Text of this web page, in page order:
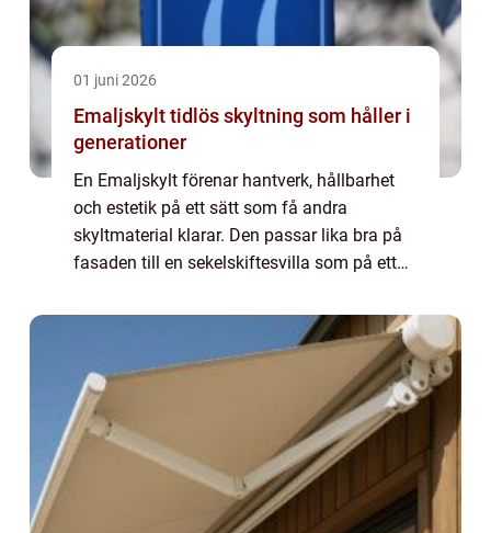
01 juni 2026
Emaljskylt tidlös skyltning som håller i
generationer
En Emaljskylt förenar hantverk, hållbarhet
och estetik på ett sätt som få andra
skyltmaterial klarar. Den passar lika bra på
fasaden till en sekelskiftesvilla som på ett
Emalj ger en hård, glasliknande yt...